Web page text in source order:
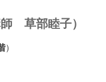
草部睦子）
）